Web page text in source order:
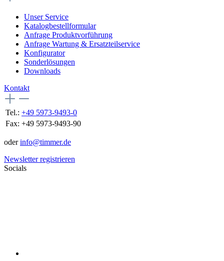
Unser Service
Katalogbestellformular
Anfrage Produktvorführung
Anfrage Wartung & Ersatzteilservice
Konfigurator
Sonderlösungen
Downloads
Kontakt
Tel.: +49 5973-9493-0
Fax: +49 5973-9493-90
oderinfo@timmer.de
Newsletter registrieren
Socials